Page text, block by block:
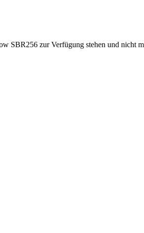
SBR256 zur Verfügung stehen und nicht